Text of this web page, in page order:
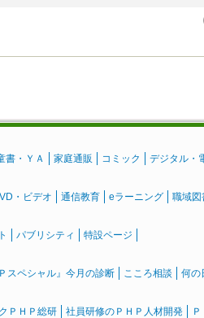
書・ＹＡ 家庭通販 コミック デジタル・
・ビデオ 通信教育 eラーニング 職域図
パブリシティ 特設ページ
スペシャル』今月の診断 こころ相談 何の
ＰＨＰ総研 社員研修のＰＨＰ人材開発